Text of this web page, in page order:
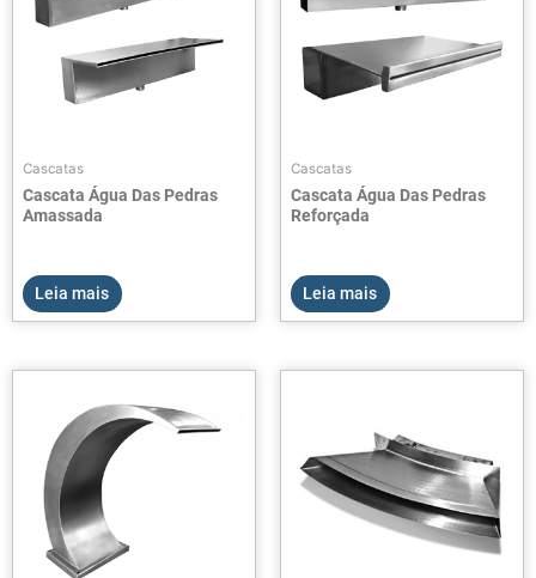
Cascatas
Cascata Água Das Pedras
Amassada
Leia mais
Cascatas
Cascata Água Das Pedras
Reforçada
Leia mais